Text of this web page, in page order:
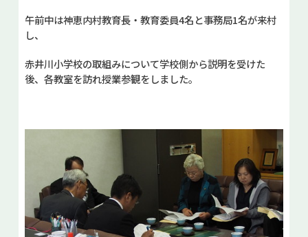
午前中は神恵内村教育長・教育委員4名と事務局1名が来村
し、
赤井川小学校の取組みについて学校側から説明を受けた
後、各教室を訪れ授業参観をしました。